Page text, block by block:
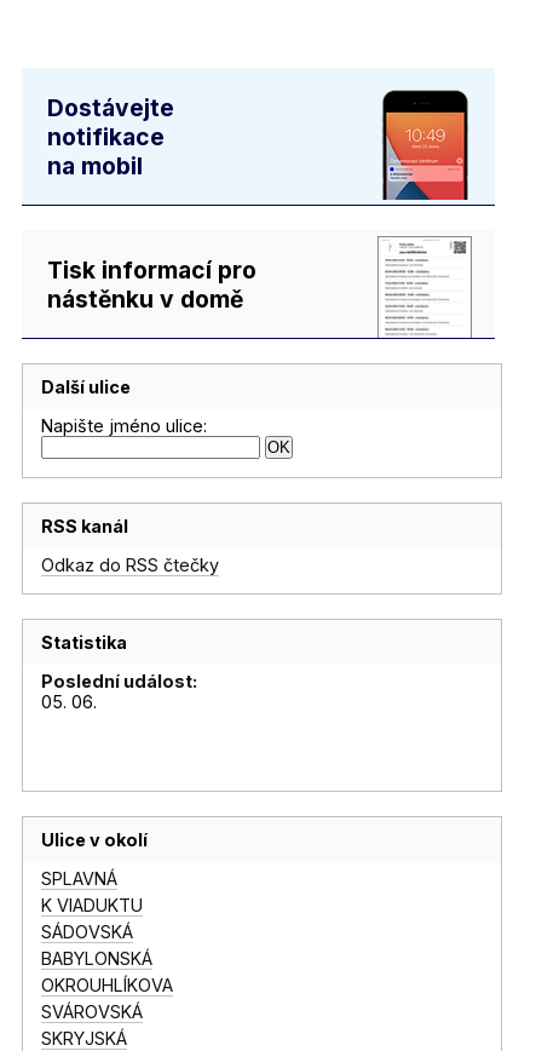
Dostávejte
notifikace
na mobil
Tisk informací pro
nástěnku v domě
Další ulice
Napište jméno ulice:
RSS kanál
Odkaz do RSS čtečky
Statistika
Poslední událost:
05. 06.
Ulice v okolí
SPLAVNÁ
K VIADUKTU
SÁDOVSKÁ
BABYLONSKÁ
OKROUHLÍKOVA
SVÁROVSKÁ
SKRYJSKÁ